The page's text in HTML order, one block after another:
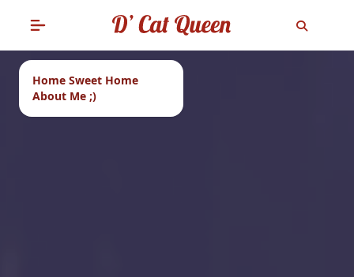
Home Sweet Home
About Me ;)